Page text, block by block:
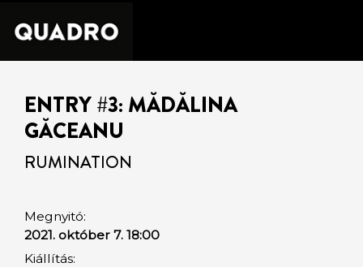
ENTRY #3: MĂDĂLINA
GĂCEANU
RUMINATION
Megnyitó:
2021. október 7. 18:00
Kiállítás: